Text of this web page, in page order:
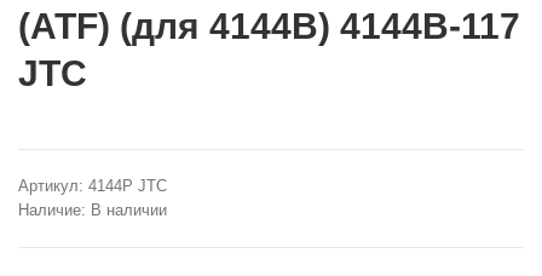
(ATF) (для 4144B) 4144B-117
JTC
Артикул: 4144P JTC
Наличие: В наличии